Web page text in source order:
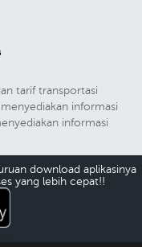
tarif transportasi
informasi
informasi
download aplikasinya
yang lebih cepat!!